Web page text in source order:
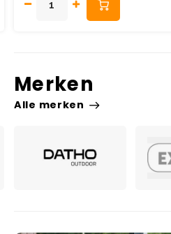
Merken
Alle merken